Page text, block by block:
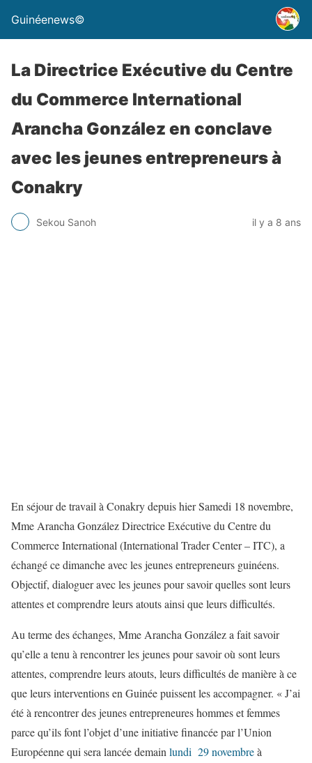
Guinéenews©
La Directrice Exécutive du Centre
du Commerce International
Arancha González en conclave
avec les jeunes entrepreneurs à
Conakry
Sekou Sanoh il y a 8 ans
En séjour de travail à Conakry depuis hier Samedi 18 novembre,
Mme Arancha González Directrice Exécutive du Centre du
Commerce International (International Trader Center – ITC), a
échangé ce dimanche avec les jeunes entrepreneurs guinéens.
Objectif, dialoguer avec les jeunes pour savoir quelles sont leurs
attentes et comprendre leurs atouts ainsi que leurs difficultés.
Au terme des échanges, Mme Arancha González a fait savoir
qu’elle a tenu à rencontrer les jeunes pour savoir où sont leurs
attentes, comprendre leurs atouts, leurs difficultés de manière à ce
que leurs interventions en Guinée puissent les accompagner. « J’ai
été à rencontrer des jeunes entrepreneures hommes et femmes
parce qu’ils font l’objet d’une initiative financée par l’Union
Européenne qui sera lancée demain lundi 29 novembreà